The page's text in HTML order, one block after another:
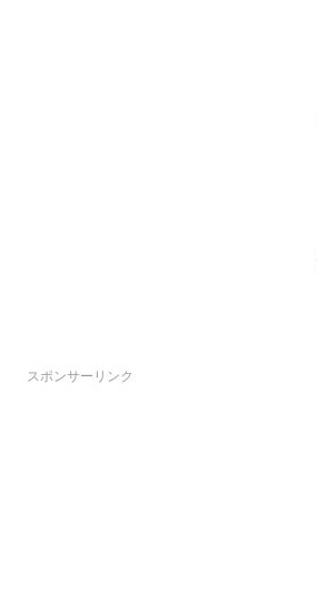
スポンサーリンク